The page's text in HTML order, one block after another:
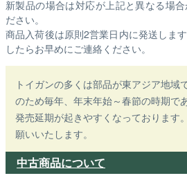
新製品の場合は対応が上記と異なる場
ださい。
商品入荷後は原則2営業日内に発送しま
したらお早めにご連絡ください。
トイガンの多くは部品が東アジア地域
のため毎年、年末年始～春節の時期で
発売延期が起きやすくなっております
願いいたします。
中古商品について